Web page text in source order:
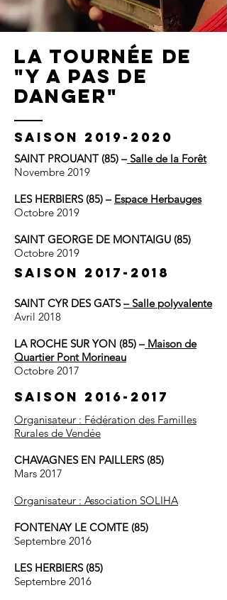
la tournée de
"y a pas de
danger"
Saison 2019-2020
SAINT PROUANT (85) –Salle de la Forêt
Novembre 2019
LES HERBIERS (85) – EspaceHerbauges
Octobre 2019
SAINT GEORGE DE MONTAIGU (85)
Octobre 2019
Saison 2017-2018
SAINT CYR DES GATS– Salle polyvalente
Avril 2018
LA ROCHE SUR YON (85) –Maison de
Quartier Pont Morineau
Octobre 2017
Saison 2016-2017
Organisateur : Fédération des Familles
Rurales de Vendée
CHAVAGNES EN PAILLERS (85)
Mars 2017
Organisateur : Association SOLIHA
FONTENAY LE COMTE (85)
Septembre 2016
LES HERBIERS (85)
Septembre 2016